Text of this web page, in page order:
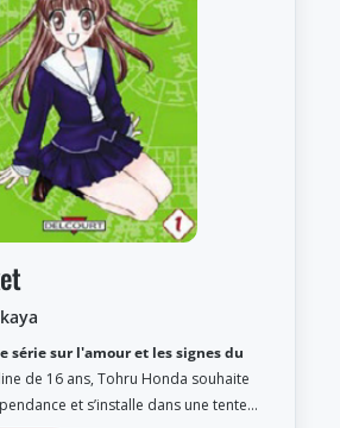
série sur l'amour et les signes du
de 16 ans, Tohru Honda souhaite
et s’installe dans une tente…